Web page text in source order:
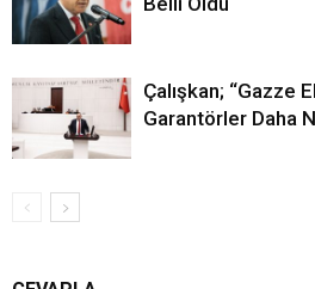
Çalışkan; “Gazze
Garantörler Daha